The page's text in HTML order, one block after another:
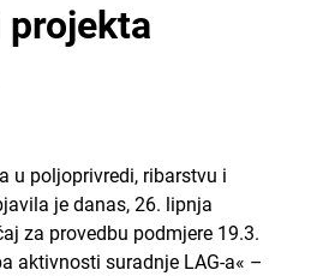
u poljoprivredi, ribarstvu i
je danas, 26. lipnja
za provedbu podmjere 19.3.
aktivnosti suradnje LAG-a« –